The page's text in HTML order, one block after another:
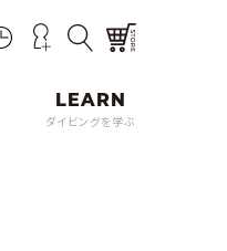
ダイビングを学ぶ